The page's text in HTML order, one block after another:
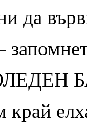
да